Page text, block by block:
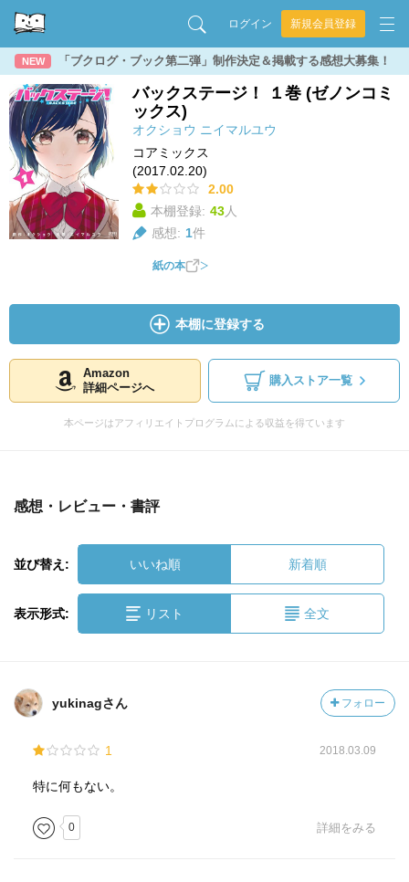
ログイン 新規会員登録
NEW 「ブクログ・ブック第二弾」制作決定＆掲載する感想大募集！
バックステージ！ １巻 (ゼノンコミ
ックス)
オクショウ ニイマルユウ
コアミックス
(2017.02.20)
2.00
本棚登録: 43人
感想: 1件
紙の本
本棚に登録する
Amazon
詳細ページへ
購入ストア一覧
本ページはアフィリエイトプログラムによる収益を得ています
感想・レビュー・書評
並び替え: いいね順 新着順
表示形式: リスト 全文
yukinagさん フォロー
1 2018.03.09
特に何もない。
0 詳細をみる